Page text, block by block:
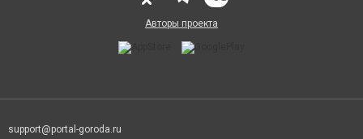
Авторы проекта
support@portal-goroda.ru